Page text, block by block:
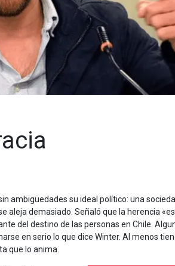
ambigüedades su ideal político: una
aleja demasiado. Señaló que la herencia
del destino de las personas en Chile.
en serio lo que dice Winter. Al menos
que lo anima.